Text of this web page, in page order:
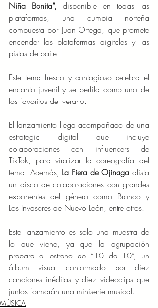
Niña Bonita”, disponible en todas las
plataformas, una cumbia norteña
compuesta por Juan Ortega, que promete
encender las plataformas digitales y las
pistas de baile.
Este tema fresco y contagioso celebra el
encanto juvenil y se perfila como uno de
los favoritos del verano.
El lanzamiento llega acompañado de una
estrategia digital que incluye
colaboraciones con influencers de
TikTok, para viralizar la coreografía del
tema. Además, La Fiera de Ojinaga alista
un disco de colaboraciones con grandes
exponentes del género como Bronco y
Los Invasores de Nuevo León, entre otros.
Este lanzamiento es solo una muestra de
lo que viene, ya que la agrupación
prepara el estreno de “10 de 10”, un
álbum visual conformado por diez
canciones inéditas y diez videoclips que
juntos formarán una miniserie musical.
MÚSICA